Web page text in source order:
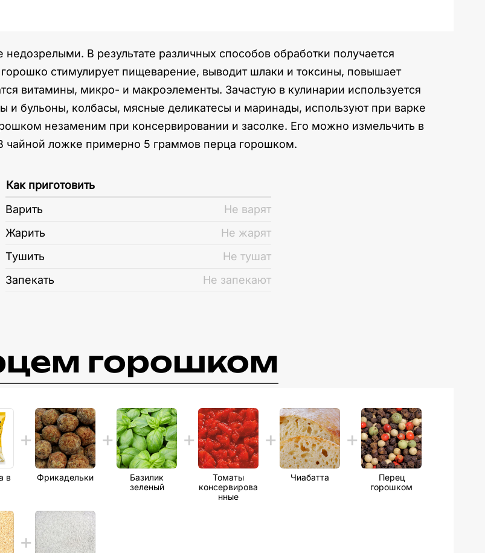
В результате различных способов обработки получается
стимулирует пищеварение, выводит шлаки и токсины, повышает
витамины, микро- и макроэлементы. Зачастую в кулинарии используется
и бульоны, колбасы, мясные деликатесы и маринады, используют при варке
незаменим при консервировании и засолке. Его можно измельчить в
чайной ложке примерно 5 граммов перца горошком.
Как приготовить
Варить
Не варят
Жарить
Не жарят
Тушить
Не тушат
Запекать
Не запекают
горошком
в
Фрикадельки
Базилик
зеленый
Томаты
консервирова
нные
Чиабатта
Перец
горошком